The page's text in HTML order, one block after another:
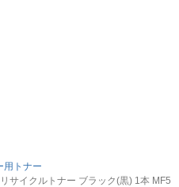
用トナー
サイクルトナー ブラック(黒) 1本 MF5